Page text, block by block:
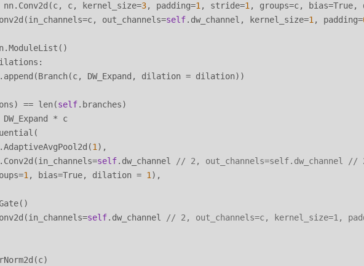
nn.Conv2d(c, c, kernel_size=3, padding=1 , stride=1 , groups=c, bias=True,
out_channels=self.dw_channel, kernel_size=1 , padding=
DW_Expand, dilation = dilation))
== len(
self.branches)
* c
1 ),
self.dw_channel
// 2, out_channels=self.dw_channel //
1 , bias=True, dilation = 1 ),
self.dw_channel
// 2, out_channels=c, kernel_size=1,